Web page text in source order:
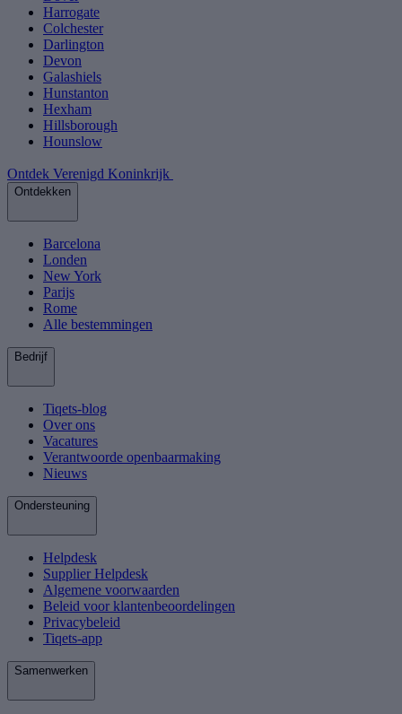
Harrogate
Colchester
Darlington
Devon
Galashiels
Hunstanton
Hexham
Hillsborough
Hounslow
Ontdek Verenigd Koninkrijk
Ontdekken
Barcelona
Londen
New York
Parijs
Rome
Alle bestemmingen
Bedrijf
Tiqets-blog
Over ons
Vacatures
Verantwoorde openbaarmaking
Nieuws
Ondersteuning
Helpdesk
Supplier Helpdesk
Algemene voorwaarden
Beleid voor klantenbeoordelingen
Privacybeleid
Tiqets-app
Samenwerken